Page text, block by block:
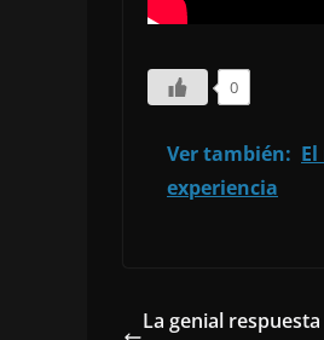
0
Ver también:
experiencia
La genial